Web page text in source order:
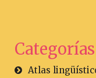
Categorías
Atlas